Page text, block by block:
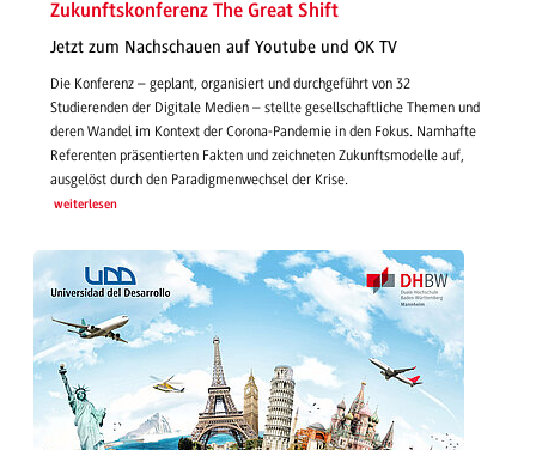
Zukunftskonferenz The Great Shift
Jetzt zum Nachschauen auf Youtube und OK TV
Die Konferenz – geplant, organisiert und durchgeführt von 32
Studierenden der Digitale Medien – stellte gesellschaftliche Themen und
deren Wandel im Kontext der Corona-Pandemie in den Fokus. Namhafte
Referenten präsentierten Fakten und zeichneten Zukunftsmodelle auf,
ausgelöst durch den Paradigmenwechsel der Krise.
weiterlesen